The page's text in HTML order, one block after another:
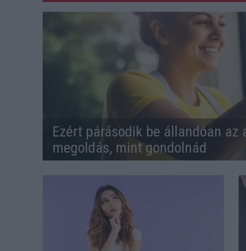
Ezért párásodik be állandóan az
megoldás, mint gondolnád